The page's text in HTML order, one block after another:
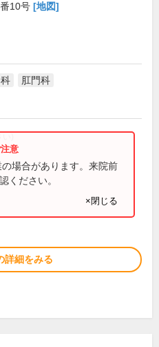
10号 [地図]
肛門科
)
場合があります。来院前
ください。
×閉じる
詳細をみる